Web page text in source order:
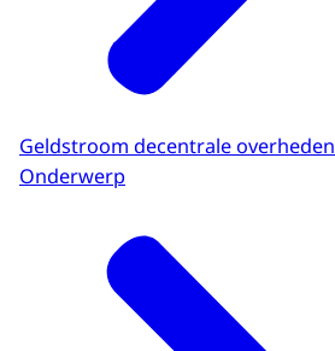
Geldstroom decentrale overheden
Onderwerp